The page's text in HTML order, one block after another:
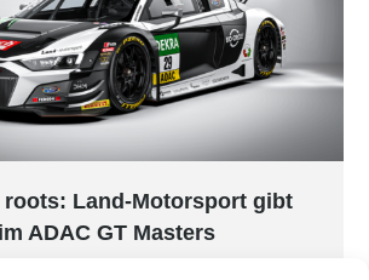
roots: Land-Motorsport gibt
ADAC GT Masters